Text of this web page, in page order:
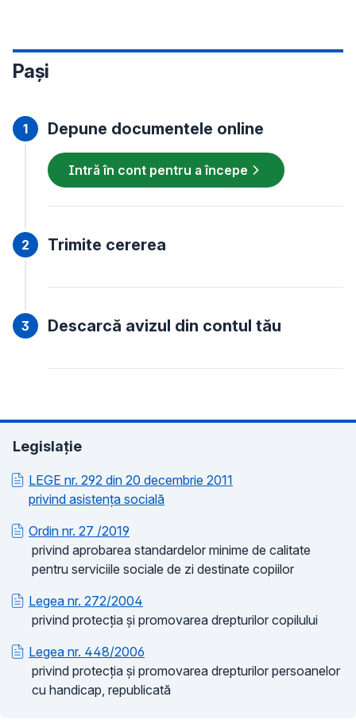
Pași
Depune documentele online
Intră în cont pentru a începe
Trimite cererea
Descarcă avizul din contul tău
Legislație
LEGE nr. 292 din 20 decembrie 2011
privind asistența socială
Ordin nr. 27 /2019
privind aprobarea standardelor minime de calitate
pentru serviciile sociale de zi destinate copiilor
Legea nr. 272/2004
privind protecția și promovarea drepturilor copilului
Legea nr. 448/2006
privind protecția și promovarea drepturilor persoanelor
cu handicap, republicată